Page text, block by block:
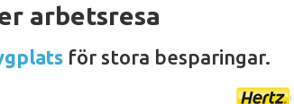
arbetsresa
för stora besparingar.